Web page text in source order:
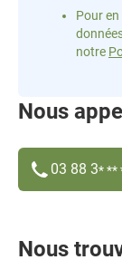
Pour
notre
Nous
03 88 3* **
Nous